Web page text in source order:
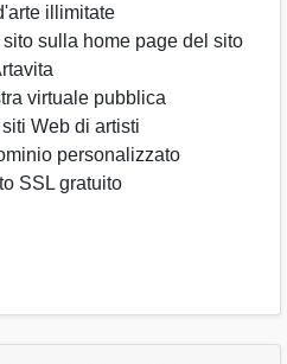
illimitate
sulla home page del sito
virtuale pubblica
Web di artisti
personalizzato
SSL gratuito